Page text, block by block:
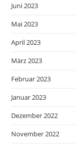
Juni 2023
Mai 2023
April 2023
März 2023
Februar 2023
Januar 2023
Dezember 2022
November 2022